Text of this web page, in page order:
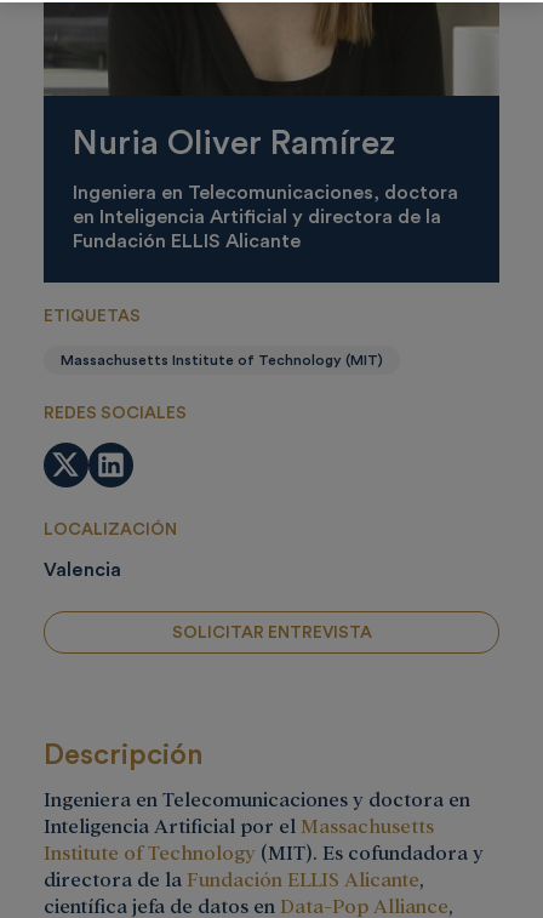
Nuria Oliver Ramírez
Ingeniera en Telecomunicaciones, doctora
en Inteligencia Artificial y directora de la
Fundación ELLIS Alicante
ETIQUETAS
Massachusetts Institute of Technology (MIT)
REDES SOCIALES
Twitter
LOCALIZACIÓN
Valencia
SOLICITAR ENTREVISTA
Descripción
Ingeniera en Telecomunicaciones y doctora en
Inteligencia Artificial por el Massachusetts
Institute of Technology (MIT). Es cofundadora y
directora de la Fundación ELLIS Alicante,
científica jefa de datos en Data-Pop Alliance,